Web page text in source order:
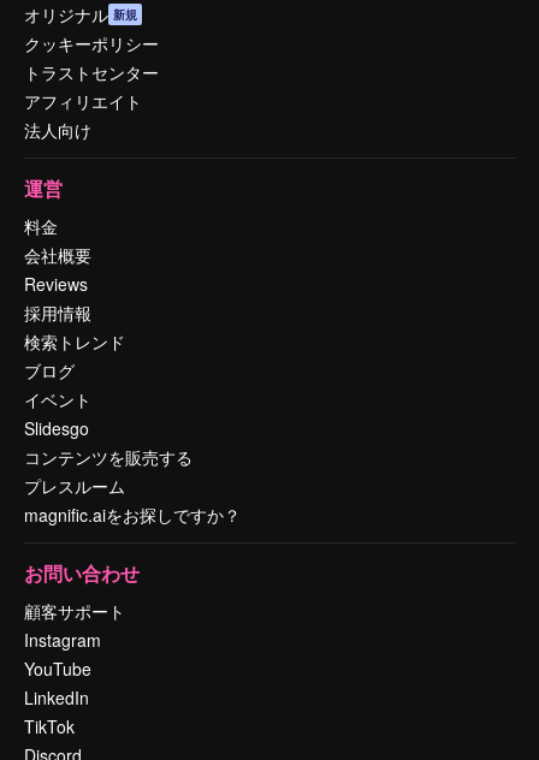
オリジナル 新規
クッキーポリシー
トラストセンター
アフィリエイト
法人向け
運営
料金
会社概要
Reviews
採用情報
検索トレンド
ブログ
イベント
Slidesgo
コンテンツを販売する
プレスルーム
magnific.aiをお探しですか？
お問い合わせ
顧客サポート
Instagram
YouTube
LinkedIn
TikTok